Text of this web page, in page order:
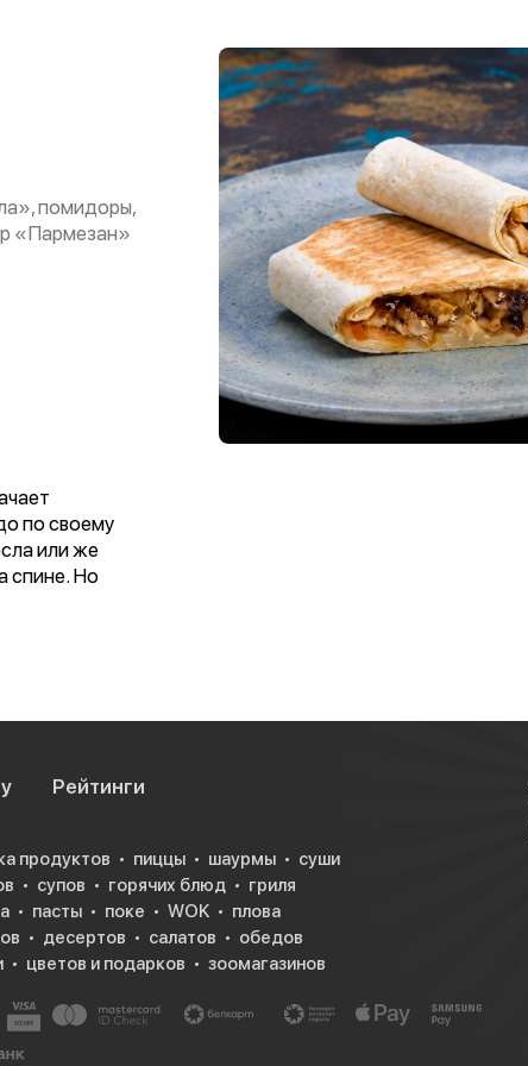
помидоры,
«Пармезан»
по своему
или же
спине. Но
с одним
по
(1910-
жизнь
он
Рейтинги
продуктов пиццы шаурмы
суши
супов горячих блюд
гриля
пасты поке WOK
плова
десертов салатов
обедов
цветов и подарков зоомагазинов